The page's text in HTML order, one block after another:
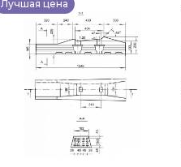
Лучшая цена